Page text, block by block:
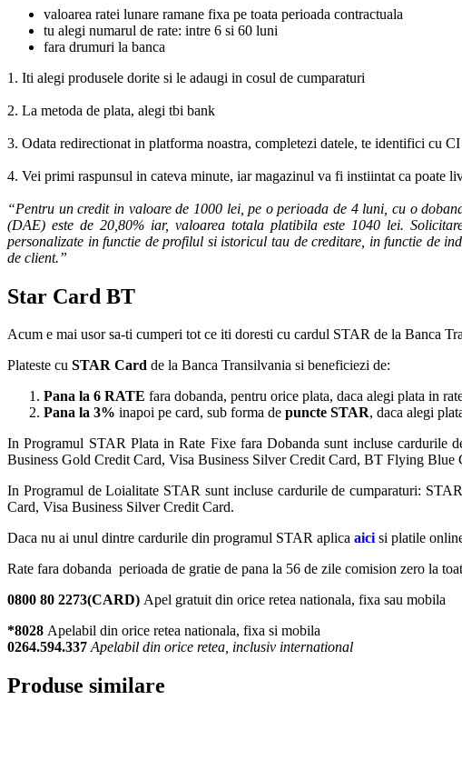
valoarea ratei lunare ramane fixa pe toata perioada contractuala
tu alegi numarul de rate: intre 6 si 60 luni
fara drumuri la banca
1. Iti alegi produsele dorite si le adaugi in cosul de cumparaturi
2. La metoda de plata, alegi tbi bank
3. Odata redirectionat in platforma noastra, completezi datele, te identifici cu
4. Vei primi raspunsul in cateva minute, iar magazinul va fi instiintat ca poate
“Pentru un credit in valoare de 1000 lei, pe o perioada de 4 luni, cu o
(DAE) este de 20,80% iar, valoarea totala platibila este 1040 lei.
personalizate in functie de profilul si istoricul tau de creditare, in functie de
de client.”
Star Card BT
Acum e mai usor sa-ti cumperi tot ce iti doresti cu cardul STAR de la Banca
Plateste cu STAR Card de la Banca Transilvania si beneficiezi de:
Pana la 6 RATE fara dobanda, pentru orice plata, daca alegi plata in
Pana la 3% inapoi pe card, sub forma de puncte STAR, daca alegi
In Programul STAR Plata in Rate Fixe fara Dobanda sunt incluse
Business Gold Credit Card, Visa Business Silver Credit Card, BT Flying
In Programul de Loialitate STAR sunt incluse cardurile de cumparaturi:
Card, Visa Business Silver Credit Card.
Daca nu ai unul dintre cardurile din programul STAR aplica aicisi platile
Rate fara dobanda perioada de gratie de pana la 56 de zile comision zero la
0800 80 2273(CARD) Apel gratuit din orice retea nationala, fixa sau mobila
*8028 Apelabil din orice retea nationala, fixa si mobila
0264.594.337 Apelabil din orice retea, inclusiv international
Produse similare